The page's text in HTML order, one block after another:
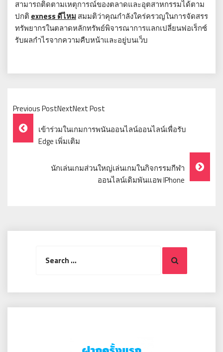
สามารถติดตามเหตุการณ์ของตลาดและอุตสาหกรรมได้ตาม
ปกติ exness ดีไหม สมมติว่าคุณกำลังใคร่ครวญในการจัดสรร
ทรัพยากรในตลาดหลักทรัพย์พิจารณาการแลกเปลี่ยนฟอเร็กซ์
รับผลกำไรจากความคืบหน้าและอยู่บนเว็บ
Previous PostNextNext Post
Post
Navigation
เข้าร่วมในเกมการพนันออนไลน์ออนไลน์เพื่อรับ
Edge เพิ่มเติม
นักเล่นเกมส่วนใหญ่เล่นเกมในกิจกรรมกีฬา
ออนไลน์เดิมพันแอพ IPhone
Search